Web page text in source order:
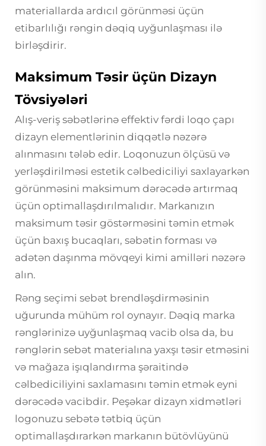
materiallarda ardıcıl görünməsi üçün
etibarlılığı rəngin dəqiq uyğunlaşması ilə
birləşdirir.
Maksimum Təsir üçün Dizayn
Tövsiyələri
Alış-veriş səbətlərinə effektiv fərdi loqo çapı
dizayn elementlərinin diqqətlə nəzərə
alınmasını tələb edir. Loqonuzun ölçüsü və
yerləşdirilməsi estetik cəlbediciliyi saxlayarkən
görünməsini maksimum dərəcədə artırmaq
üçün optimallaşdırılmalıdır. Markanızın
maksimum təsir göstərməsini təmin etmək
üçün baxış bucaqları, səbətin forması və
adətən daşınma mövqeyi kimi amilləri nəzərə
alın.
Rəng seçimi sebət brendləşdirməsinin
uğurunda mühüm rol oynayır. Dəqiq marka
rənglərinizə uyğunlaşmaq vacib olsa da, bu
rənglərin sebət materialına yaxşı təsir etməsini
və mağaza işıqlandırma şəraitində
cəlbediciliyini saxlamasını təmin etmək eyni
dərəcədə vacibdir. Peşəkar dizayn xidmətləri
logonuzu sebətə tətbiq üçün
optimallaşdırarkən markanın bütövlüyünü